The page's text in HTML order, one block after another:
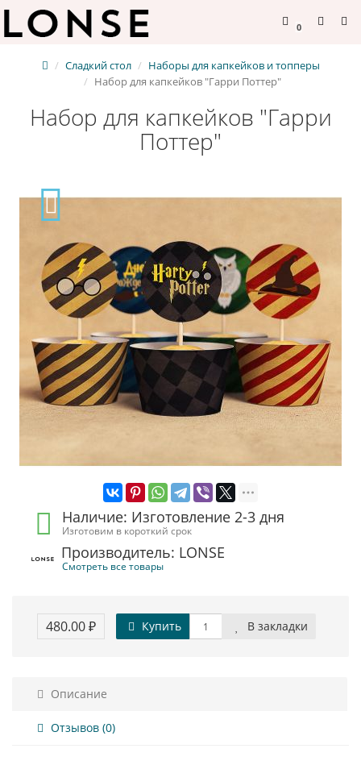
0
Сладкий стол
Наборы для капкейков и топперы
Набор для капкейков "Гарри Поттер"
Набор для капкейков "Гарри
Поттер"
Наличие: Изготовление 2-3 дня
Изготовим в короткий срок
Производитель: LONSE
Смотреть все товары
480.00 ₽ Купить В закладки
Описание
Отзывов (0)